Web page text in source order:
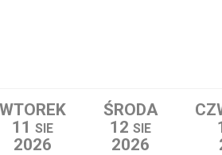
WTOREK
11 SIE
2026
ŚRODA
12 SIE
2026